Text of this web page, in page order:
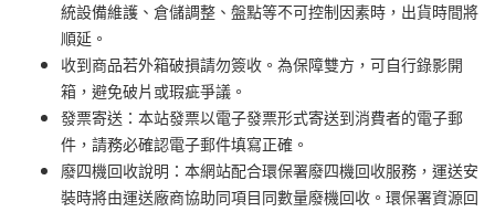
統設備維護、倉儲調整、盤點等不可控制因素時，出貨時間將
順延。
收到商品若外箱破損請勿簽收。為保障雙方，可自行錄影開
箱，避免破片或瑕疵爭議。
發票寄送：本站發票以電子發票形式寄送到消費者的電子郵
件，請務必確認電子郵件填寫正確。
廢四機回收說明：本網站配合環保署廢四機回收服務，運送安
裝時將由運送廠商協助同項目同數量廢機回收。環保署資源回